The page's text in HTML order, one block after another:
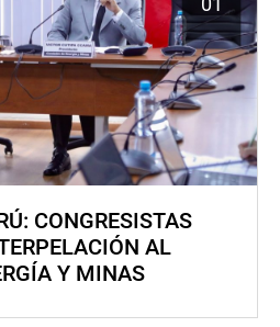
CONGRESISTAS
AL
Y MINAS